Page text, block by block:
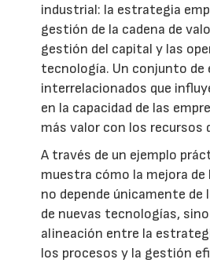
industrial: la estrategia
gestión de la cadena de
gestión del capital y las
tecnología. Un conjunto de
interrelacionados que
en la capacidad de las
más valor con los recursos
A través de un ejemplo
muestra cómo la mejora de
no depende únicamente de
de nuevas tecnologías,
alineación entre la
los procesos y la gestión